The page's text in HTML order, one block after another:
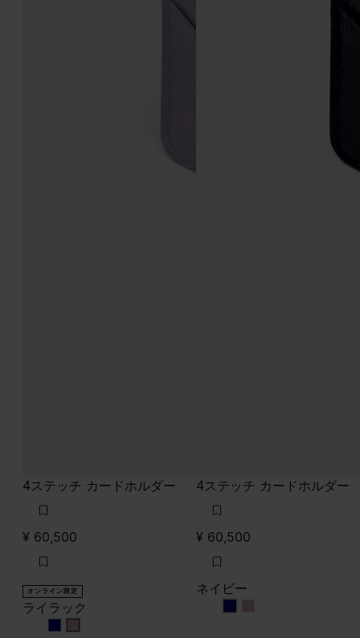
4ステッチ カードホルダー
¥ 60,500
オンライン限定
ライラック
ライラック
ライラック
4ステッチ カードホルダー
¥ 60,500
ネイビー
ネイビー